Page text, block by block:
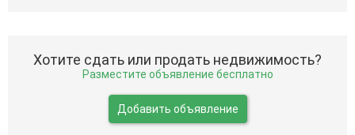
Хотите сдать или продать недвижимость?
Разместите объявление бесплатно
Добавить объявление